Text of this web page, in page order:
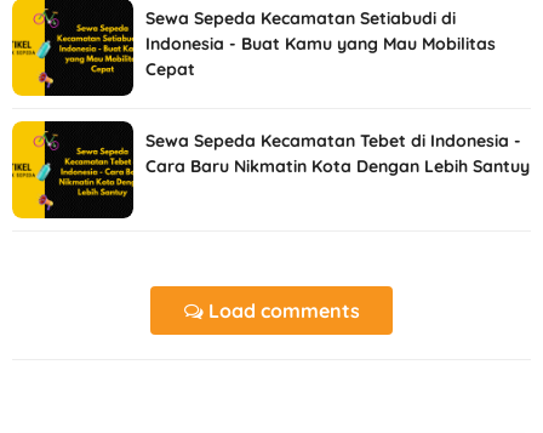
Sewa Sepeda Kecamatan Setiabudi di
Indonesia - Buat Kamu yang Mau Mobilitas
Cepat
Sewa Sepeda Kecamatan Tebet di Indonesia -
Cara Baru Nikmatin Kota Dengan Lebih Santuy
Load comments